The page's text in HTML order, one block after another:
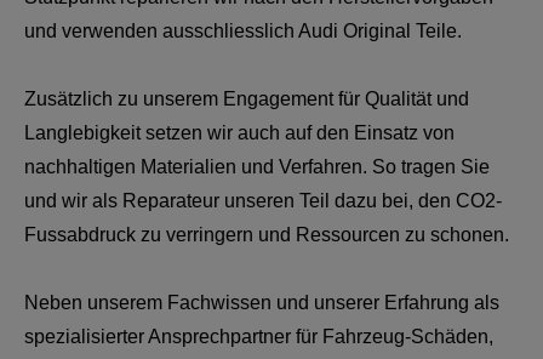
und verwenden ausschliesslich Audi Original Teile.
Zusätzlich zu unserem Engagement für Qualität und
Langlebigkeit setzen wir auch auf den Einsatz von
nachhaltigen Materialien und Verfahren. So tragen Sie
und wir als Reparateur unseren Teil dazu bei, den CO2-
Fussabdruck zu verringern und Ressourcen zu schonen.
Neben unserem Fachwissen und unserer Erfahrung als
spezialisierter Ansprechpartner für Fahrzeug-Schäden,